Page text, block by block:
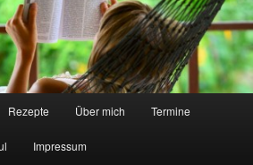
Rezepte Über mich Termine
Impressum